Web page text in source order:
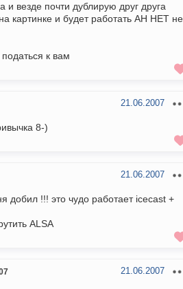
и везде почти дублирую друг друга
картинке и будет работать АН НЕТ не
к вам
21.06.2007
8-)
21.06.2007
добил !!! это чудо работает icecast +
ALSA
21.06.2007